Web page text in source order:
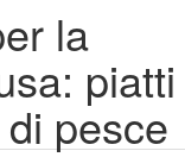
la
piatti
pesce